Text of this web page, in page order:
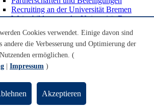
Recruiting an der Universität Bremen
Weiterbildung an der Universität Bremen
Schülerinnen und Schüler
MINT-Schnupperstudium
Schulklassen
Lehrkräfte
- Servicestelle für Transferaktivitäten
Transfermagazin der Universität Bremen
Cookies verwendet. Einige davon sind
andere die Verbesserung und Optimierung der
ermöglichen. (
Impressum )
Akzeptieren